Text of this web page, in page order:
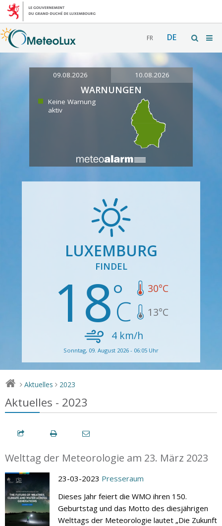
FR DE
09.08.2026 10.08.2026
WARNUNGEN
Keine Warnung
aktiv
LUXEMBURG
FINDEL
18 30°C
13°C
4 km/h
Sonntag, 09. August 2026 - 06:05 Uhr
> Aktuelles > 2023
Aktuelles - 2023
Welttag der Meteorologie am 23. März 2023
23-03-2023 Presseraum
Dieses Jahr feiert die WMO ihren 150.
Geburtstag und das Motto des diesjährigen
Welttags der Meteorologie lautet „Die Zukunft